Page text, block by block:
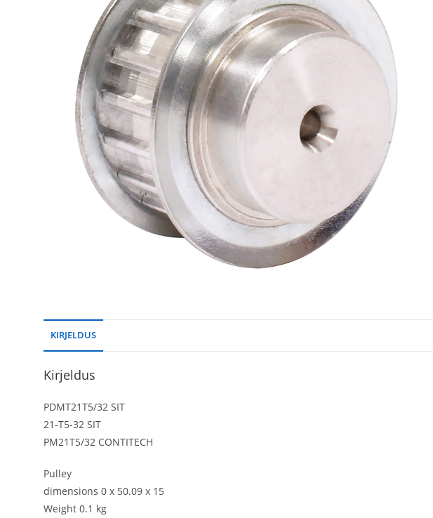
KIRJELDUS
Kirjeldus
PDMT21T5/32 SIT
21-T5-32 SIT
PM21T5/32 CONTITECH
Pulley
dimensions 0 x 50.09 x 15
Weight 0.1 kg